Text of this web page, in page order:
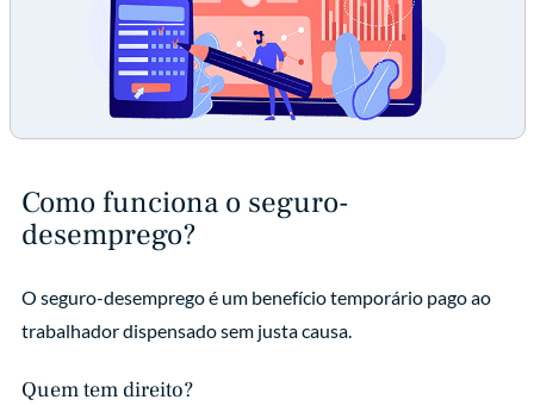
Como funciona o seguro-
desemprego?
O seguro-desemprego é um benefício temporário pago ao
trabalhador dispensado sem justa causa.
Quem tem direito?